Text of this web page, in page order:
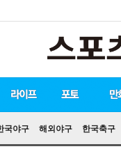
국야구 해외야구 한국축구